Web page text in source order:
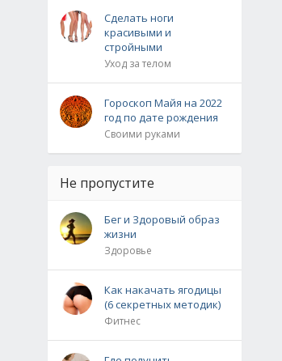
Сделать ноги
красивыми и
стройными
Уход за телом
Гороскоп Майя на 2022
год по дате рождения
Своими руками
Не пропустите
Бег и Здоровый образ
жизни
Здоровье
Как накачать ягодицы
(6 секретных методик)
Фитнес